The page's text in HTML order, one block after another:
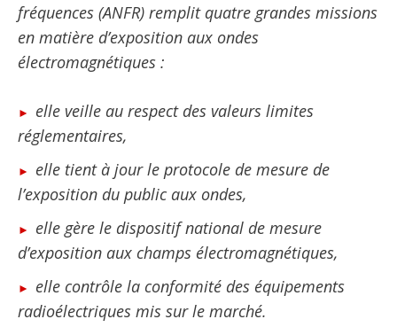
fréquences (ANFR) remplit quatre grandes missions
en matière d’exposition aux ondes
électromagnétiques :
elle veille au respect des valeurs limites
réglementaires,
elle tient à jour le protocole de mesure de
l’exposition du public aux ondes,
elle gère le dispositif national de mesure
d’exposition aux champs électromagnétiques,
elle contrôle la conformité des équipements
radioélectriques mis sur le marché.